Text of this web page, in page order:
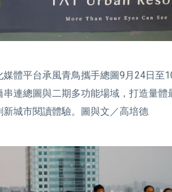
體平台承風青鳥攜手總圖9月24日至
連總圖與二期多功能場域，打造量體
城市閱讀體驗。圖與文／高培德